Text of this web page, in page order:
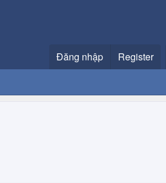
Đăng nhập Register